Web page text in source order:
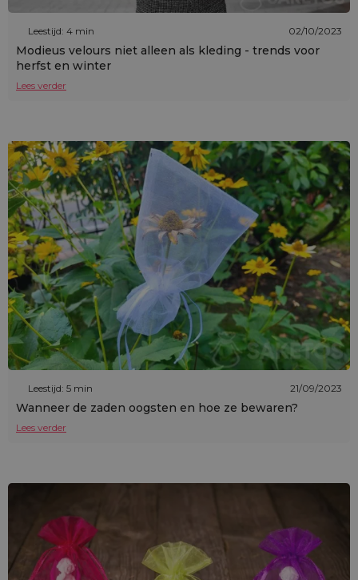
Leestijd: 4 min 02/10/2023
Modieus velours niet alleen als kleding - trends voor
herfst en winter
Lees verder
Leestijd: 5 min 21/09/2023
Wanneer de zaden oogsten en hoe ze bewaren?
Lees verder